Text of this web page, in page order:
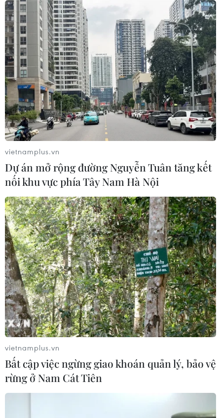
vietnamplus.vn
Dự án mở rộng đường Nguyễn Tuân tăng kết
nối khu vực phía Tây Nam Hà Nội
vietnamplus.vn
Bất cập việc ngừng giao khoán quản lý, bảo vệ
rừng ở Nam Cát Tiên